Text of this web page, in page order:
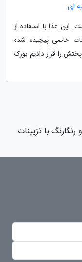
ای
غذا با استفاده از
خاصی پیچیده شده
را قرار دادیم بورک
با تزیینات